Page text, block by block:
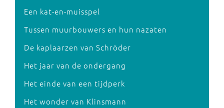
Een kat-en-muisspel
Tussen muurbouwers en hun nazaten
De kaplaarzen van Schröder
Het jaar van de ondergang
Het einde van een tijdperk
Het wonder van Klinsmann